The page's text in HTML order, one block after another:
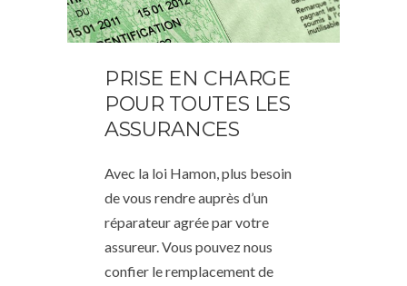
PRISE EN CHARGE
POUR TOUTES LES
ASSURANCES
Avec la loi Hamon, plus besoin
de vous rendre auprès d’un
réparateur agrée par votre
assureur. Vous pouvez nous
confier le remplacement de